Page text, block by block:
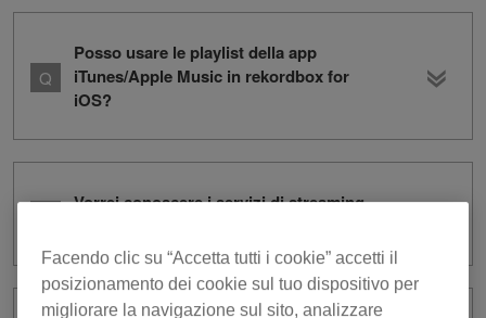
Posso usare le playlist della app
iTunes/Apple Music in rekordbox for
iOS?
Vorrei conoscere i servizi di streaming
Facendo clic su “Accetta tutti i cookie” accetti il
posizionamento dei cookie sul tuo dispositivo per
migliorare la navigazione sul sito, analizzare